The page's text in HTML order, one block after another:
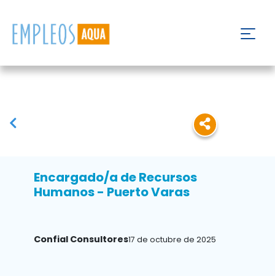
Encargado/a de Recursos
Humanos - Puerto Varas
Confial Consultores17 de octubre de 2025